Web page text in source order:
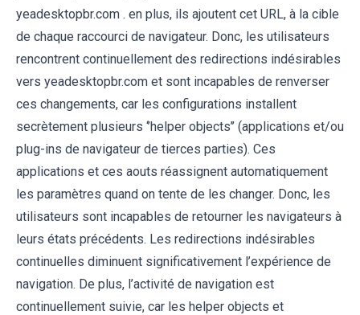
yeadesktopbr.com . en plus, ils ajoutent cet URL, à la cible
de chaque raccourci de navigateur. Donc, les utilisateurs
rencontrent continuellement des redirections indésirables
vers yeadesktopbr.com et sont incapables de renverser
ces changements, car les configurations installent
secrètement plusieurs ‘’helper objects’’ (applications et/ou
plug-ins de navigateur de tierces parties). Ces
applications et ces aouts réassignent automatiquement
les paramètres quand on tente de les changer. Donc, les
utilisateurs sont incapables de retourner les navigateurs à
leurs états précédents. Les redirections indésirables
continuelles diminuent significativement l’expérience de
navigation. De plus, l’activité de navigation est
continuellement suivie, car les helper objects et